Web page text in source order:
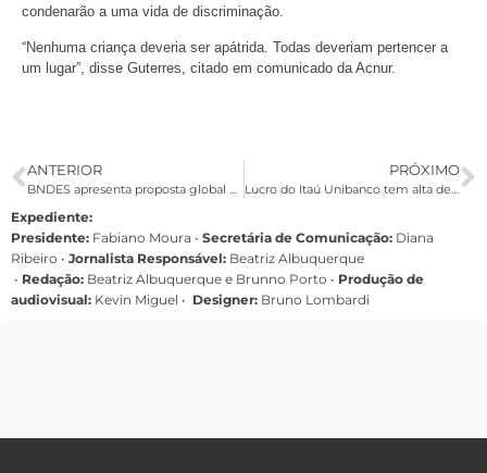
condenarão a uma vida de discriminação.
“Nenhuma criança deveria ser apátrida. Todas deveriam pertencer a
um lugar”, disse Guterres, citado em comunicado da Acnur.
ANTERIOR PRÓXIMO
Expediente:
Presidente: Fabiano Moura • Secretária de Comunicação: Diana
Ribeiro • Jornalista Responsável: Beatriz Albuquerque
• Redação: Beatriz Albuquerque e Brunno Porto • Produção de
audiovisual: Kevin Miguel • Designer: Bruno Lombardi